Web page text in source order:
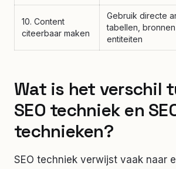
10. Content
citeerbaar maken
Gebruik directe
tabellen,
entiteiten
Wat is het verschil
SEO techniek en
technieken?
SEO techniek verwijst vaak naar